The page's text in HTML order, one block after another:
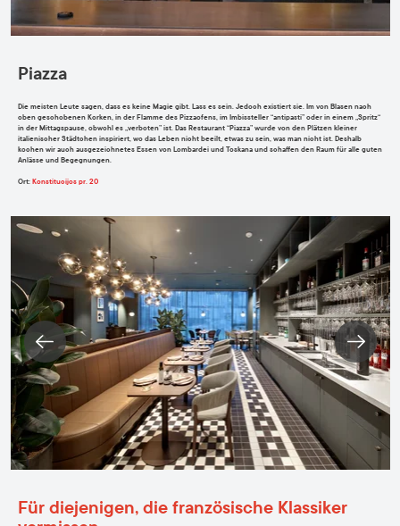
Piazza
Die meisten Leute sagen, dass es keine Magie gibt. Lass es sein. Jedoch existiert sie. Im von Blasen nach
oben geschobenen Korken, in der Flamme des Pizzaofens, im Imbissteller “antipasti” oder in einem „Spritz“
in der Mittagspause, obwohl es „verboten” ist. Das Restaurant “Piazza” wurde von den Plätzen kleiner
italienischer Städtchen inspiriert, wo das Leben nicht beeilt, etwas zu sein, was man nicht ist. Deshalb
kochen wir auch ausgezeichnetes Essen von Lombardei und Toskana und schaffen den Raum für alle guten
Anlässe und Begegnungen.
Ort: Konstitucijos pr. 20
Für diejenigen, die französische Klassiker